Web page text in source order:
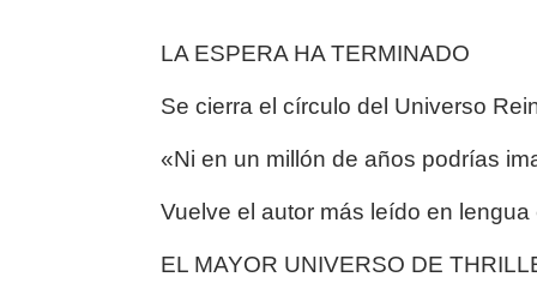
LA ESPERA HA TERMINADO
Se cierra el círculo del Universo
«Ni en un millón de años podrías
Vuelve el autor más leído en
EL MAYOR UNIVERSO DE